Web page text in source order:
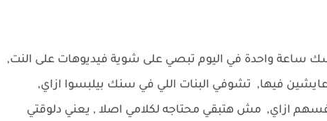
ساعة واحدة في اليوم تبصي على شوية فيديوهات على النت,
فيها, تشوفي البنات اللي في سنك بيلبسوا ازاي,
ازاي, مش هتبقي محتاجه لكلامي اصلا , يعني دلوقتي